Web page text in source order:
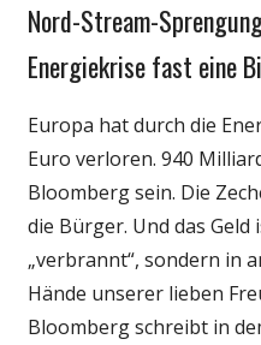
Gesellschaft
Medien
Politik
Wirtschaft
Wissenschaft
Nord-Stream-
Energiekrise fast eine
Europa hat durch die
Euro verloren. 940
Bloomberg sein. Die
die Bürger. Und das
„verbrannt“, sondern in
Hände unserer lieben
Bloomberg schreibt in